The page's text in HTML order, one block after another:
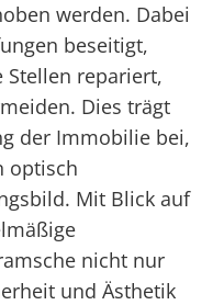
werden. Dabei
beseitigt,
Stellen repariert,
Dies trägt
der Immobilie bei,
optisch
Mit Blick auf
nicht nur
und Ästhetik